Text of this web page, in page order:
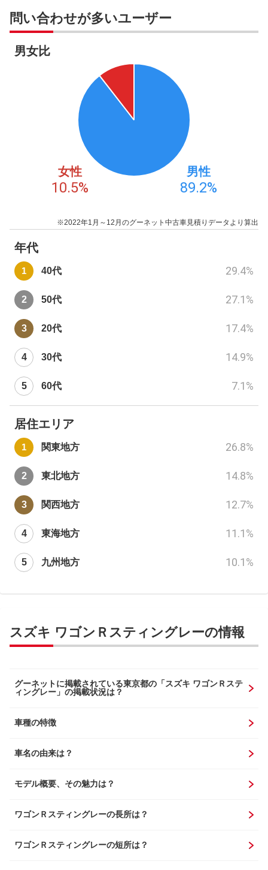
問い合わせが多いユーザー
男女比
女性
10.5%
男性
89.2%
※2022年1月～12月のグーネット中古車見積りデータより算出
年代
40代 29.4%
50代 27.1%
20代 17.4%
30代 14.9%
60代 7.1%
居住エリア
関東地方 26.8%
東北地方 14.8%
関西地方 12.7%
東海地方 11.1%
九州地方 10.1%
スズキ ワゴンＲスティングレーの情報
グーネットに掲載されている東京都の「スズキ ワゴンＲステ
ィングレー」の掲載状況は？
車種の特徴
車名の由来は？
モデル概要、その魅力は？
ワゴンＲスティングレーの長所は？
ワゴンＲスティングレーの短所は？